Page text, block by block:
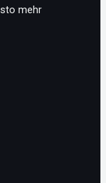
mehr